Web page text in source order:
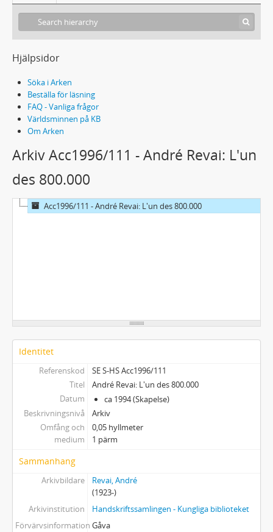
Hjälpsidor
Söka i Arken
Beställa för läsning
FAQ - Vanliga frågor
Världsminnen på KB
Om Arken
Arkiv Acc1996/111 - André Revai: L'un
des 800.000
Acc1996/111 - André Revai: L'un des 800.000
Identitet
Referenskod
SE S-HS Acc1996/111
Titel
André Revai: L'un des 800.000
Datum
ca 1994 (Skapelse)
Beskrivningsnivå
Arkiv
Omfång och
medium
0,05 hyllmeter
1 pärm
Sammanhang
Arkivbildare
Revai, André
(1923-)
Arkivinstitution
Handskriftssamlingen - Kungliga biblioteket
Förvärvsinformation Gåva